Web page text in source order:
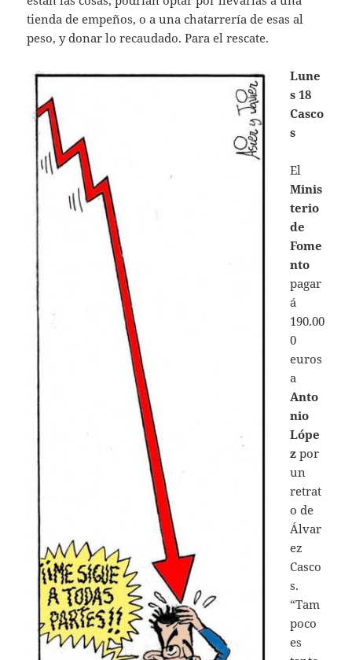
tienda de empeños, o a una chatarrería de esas al
peso, y donar lo recaudado. Para el rescate.
Lune
s 18
Casco
s
El
Minis
terio
de
Fome
nto
pagar
á
190.00
0
euros
a
Anto
nio
Lópe
z por
un
retrat
o de
Álvar
ez
Casco
s.
“Tam
poco
es